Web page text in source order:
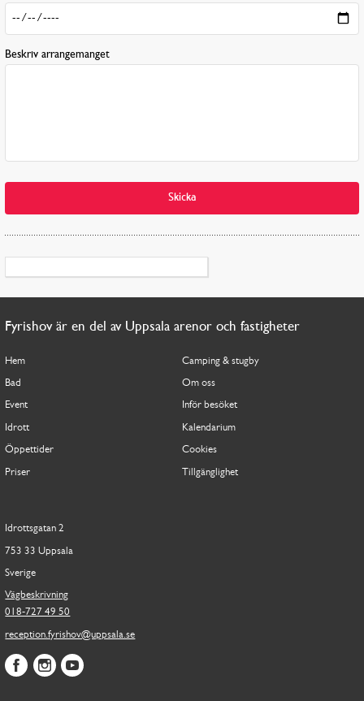
Beskriv arrangemanget
Skicka
Fyrishov är en del av Uppsala arenor och fastigheter
Hem
Bad
Event
Idrott
Öppettider
Priser
Camping & stugby
Om oss
Inför besöket
Kalendarium
Cookies
Tillgänglighet
Idrottsgatan 2
753 33 Uppsala
Sverige
Vägbeskrivning
018-727 49 50
reception.fyrishov@uppsala.se